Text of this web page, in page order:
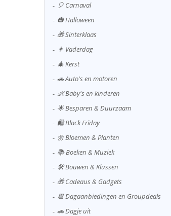
🎈 Carnaval
🎃 Halloween
🎁 Sinterklaas
👨 Vaderdag
🎄 Kerst
🚗 Auto's en motoren
👶 Baby's en kinderen
🌟 Besparen & Duurzaam
🛍️ Black Friday
🌼 Bloemen & Planten
📚 Boeken & Muziek
🛠️ Bouwen & Klussen
🎁 Cadeaus & Gadgets
📆 Dagaanbiedingen en Groupdeals
🚗 Dagje uit